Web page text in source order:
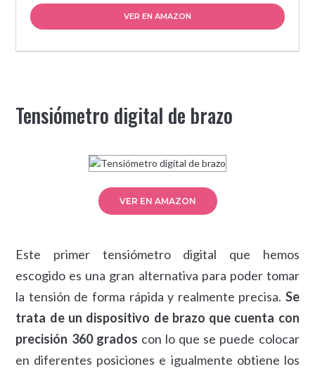
VER EN AMAZON
Tensiómetro digital de brazo
VER EN AMAZON
Este primer tensiómetro digital que hemos
escogido es una gran alternativa para poder tomar
la tensión de forma rápida y realmente precisa. Se
trata de un dispositivo de brazo que cuenta con
precisión 360 grados con lo que se puede colocar
en diferentes posiciones e igualmente obtiene los